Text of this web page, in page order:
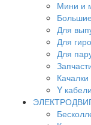
Мини и
Большие
Для
Для
Для
Y